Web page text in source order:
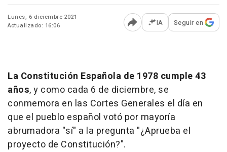
Lunes, 6 diciembre 2021
Actualizado: 16:06
Abrir opciones para
IA Seguir en
La Constitución Española de 1978 cumple 43
años, y como cada 6 de diciembre, se
conmemora en las Cortes Generales el día en
que el pueblo español votó por mayoría
abrumadora "sí" a la pregunta "¿Aprueba el
proyecto de Constitución?".